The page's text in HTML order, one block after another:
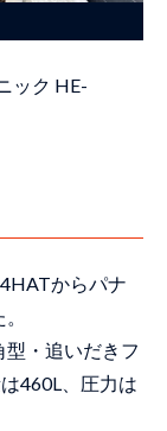
ック HE-
からパナ
型・追いだきフ
460L、圧力は